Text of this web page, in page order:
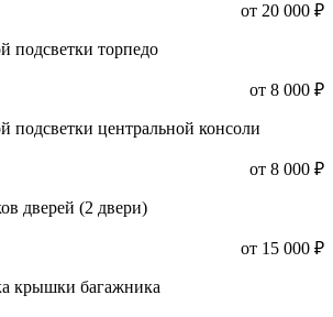
от 20 000 ₽
подсветки торпедо
от 8 000 ₽
подсветки центральной консоли
от 8 000 ₽
дверей (2 двери)
от 15 000 ₽
крышки багажника